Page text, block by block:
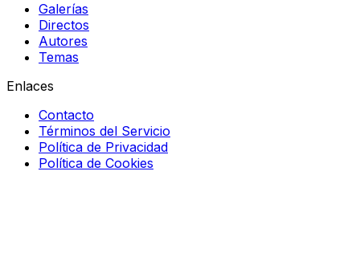
Galerías
Directos
Autores
Temas
Enlaces
Contacto
Términos del Servicio
Política de Privacidad
Política de Cookies